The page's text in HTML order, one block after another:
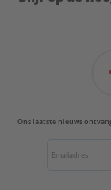
Ons laatste nieuws